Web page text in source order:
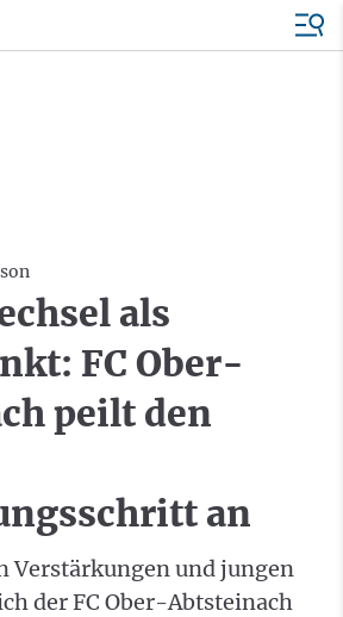
als
FC Ober-
peilt den
an
Verstärkungen und jungen
der FC Ober-Abtsteinach